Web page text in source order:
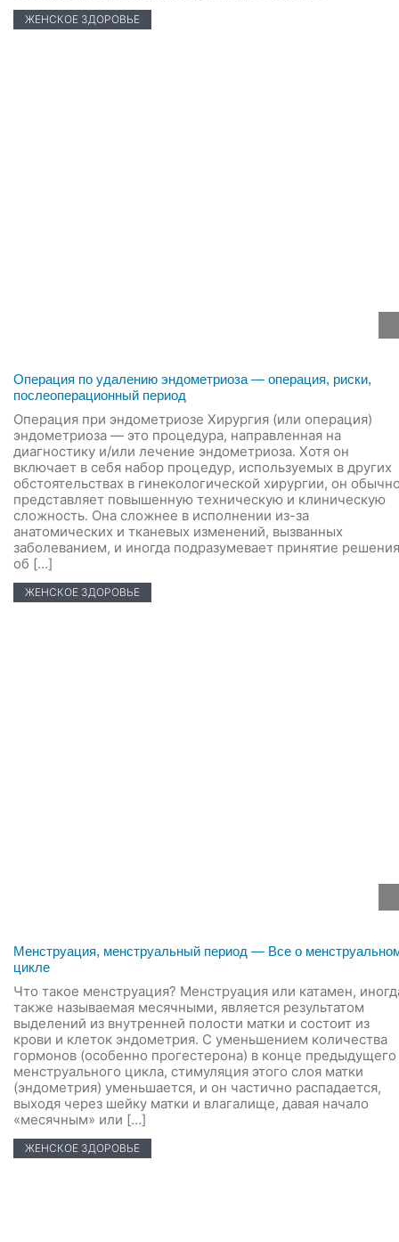
ЖЕНСКОЕ ЗДОРОВЬЕ
Операция по удалению эндометриоза — операция, риски,
послеоперационный период
Операция при эндометриозе Хирургия (или операция)
эндометриоза — это процедура, направленная на
диагностику и/или лечение эндометриоза. Хотя он
включает в себя набор процедур, используемых в других
обстоятельствах в гинекологической хирургии, он
представляет повышенную техническую и клиническую
сложность. Она сложнее в исполнении из-за
анатомических и тканевых изменений, вызванных
заболеванием, и иногда подразумевает принятие решения
об […]
ЖЕНСКОЕ ЗДОРОВЬЕ
Менструация, менструальный период — Все о
цикле
Что такое менструация? Менструация или катамен,
также называемая месячными, является результатом
выделений из внутренней полости матки и состоит из
крови и клеток эндометрия. С уменьшением количества
гормонов (особенно прогестерона) в конце предыдущего
менструального цикла, стимуляция этого слоя матки
(эндометрия) уменьшается, и он частично распадается,
выходя через шейку матки и влагалище, давая начало
«месячным» или […]
ЖЕНСКОЕ ЗДОРОВЬЕ